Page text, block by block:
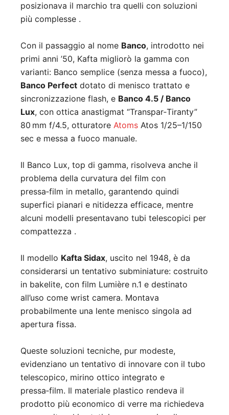
posizionava il marchio tra quelli con soluzioni
più complesse .
Con il passaggio al nome Banco, introdotto nei
primi anni ’50, Kafta migliorò la gamma con
varianti: Banco semplice (senza messa a fuoco),
Banco Perfect dotato di menisco trattato e
sincronizzazione flash, e Banco 4.5 / Banco
Lux, con ottica anastigmat “Transpar‑Tiranty”
80 mm f/4.5, otturatore Atoms Atos 1/25–1/150
sec e messa a fuoco manuale.
Il Banco Lux, top di gamma, risolveva anche il
problema della curvatura del film con
pressa‑film in metallo, garantendo quindi
superfici pianari e nitidezza efficace, mentre
alcuni modelli presentavano tubi telescopici per
compattezza .
Il modello Kafta Sidax, uscito nel 1948, è da
considerarsi un tentativo subminiature: costruito
in bakelite, con film Lumière n.1 e destinato
all’uso come wrist camera. Montava
probabilmente una lente menisco singola ad
apertura fissa.
Queste soluzioni tecniche, pur modeste,
evidenziano un tentativo di innovare con il tubo
telescopico, mirino ottico integrato e
pressa‑film. Il materiale plastico rendeva il
prodotto più economico di verre ma richiedeva